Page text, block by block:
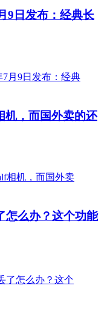
9日发布：经典长
机，而国外卖的还
怎么办？这个功能